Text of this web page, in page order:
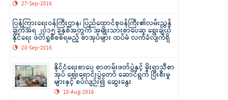
27-Sep-2016
ပြန်ကြားရေးဝန်ကြီးဌာန၊ ပြည်ထောင်စုဝန်ကြီး၏လမ်းညွှန်
ချက်အရ ၂၀၁၅ ခုနှစ်အတွက် အမျိုးသားစာပေဆု ရွေးချယ်
နိုင်ရေး ဖတ်ရှုစိစစ်ရမည့် စာအုပ်များ ထပ်မံ လက်ခံလျက်ရှိ
28-Sep-2016
နိုင်ငံရေးစာပေ စာတမ်းဖတ်ပွဲနှင့် မိုးရာသီစာ
အုပ် ဈေးရောင်းပွဲတော် ဆောင်ရွက် ပြီးစီးမှု
များနှင့် စပ်လျဉ်း၍ ဆွေးနွေး
18-Aug-2016